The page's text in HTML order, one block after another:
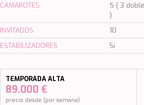
CAMAROTES
5 ( 3
)
INVITADOS
10
ESTABILIZADORES
Si
TEMPORADA ALTA
89.000 €
precio desde (por semana)